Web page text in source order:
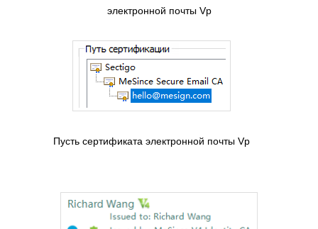
электронной почты Vp
Пусть сертификата электронной почты Vp